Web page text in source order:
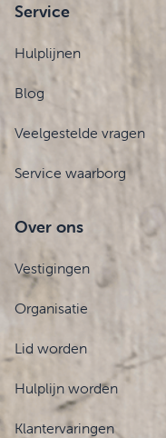
Service
Hulplijnen
Blog
Veelgestelde vragen
Service waarborg
Over ons
Vestigingen
Organisatie
Lid worden
Hulplijn worden
Klantervaringen